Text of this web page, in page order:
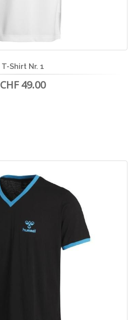
T-Shirt Nr. 1
CHF 49.00